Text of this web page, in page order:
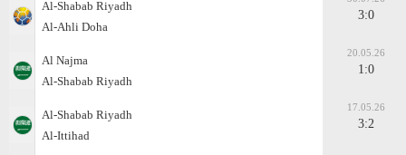
Al-Shabab Riyadh
Al-Ahli Doha
3:0
Al Najma
Al-Shabab Riyadh
20.05.26
1:0
Al-Shabab Riyadh
Al-Ittihad
17.05.26
3:2